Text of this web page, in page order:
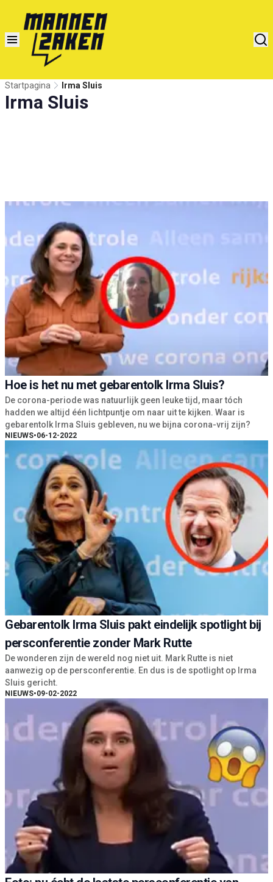
Startpagina Irma Sluis
Irma Sluis
Hoe is het nu met gebarentolk Irma Sluis?
De corona-periode was natuurlijk geen leuke tijd, maar tóch
hadden we altijd één lichtpuntje om naar uit te kijken. Waar is
gebarentolk Irma Sluis gebleven, nu we bijna corona-vrij zijn?
NIEUWS•06-12-2022
Gebarentolk Irma Sluis pakt eindelijk spotlight bij
persconferentie zonder Mark Rutte
De wonderen zijn de wereld nog niet uit. Mark Rutte is niet
aanwezig op de persconferentie. En dus is de spotlight op Irma
Sluis gericht.
NIEUWS•09-02-2022